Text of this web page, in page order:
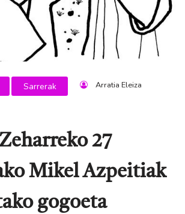
Sarrerak Arratia Eleiza
27
Mikel Azpeitiak
gogoeta